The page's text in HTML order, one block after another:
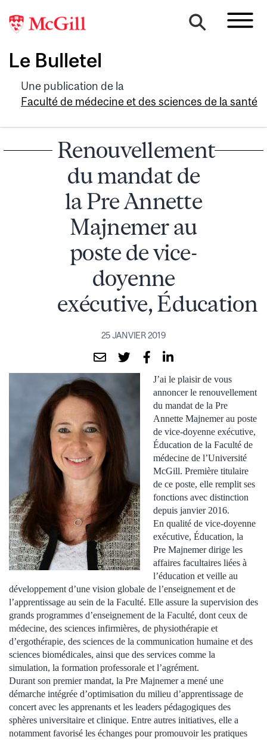
Le Bulletel
Une publication de la
Faculté de médecine et des sciences de la santé
Renouvellement
du mandat de
la Pre Annette
Majnemer au
poste de vice-
doyenne
exécutive, Éducation
25 JANVIER 2019
J’ai le plaisir de vous
annoncer le renouvellement
du mandat de la Pre
Annette Majnemer au poste
de vice-doyenne exécutive,
Éducation de la Faculté de
médecine de l’Université
McGill. Première titulaire
de ce poste, elle remplit ses
fonctions avec distinction
depuis janvier 2016.
En qualité de vice-doyenne
exécutive, Éducation, la
Pre Majnemer dirige les
affaires facultaires liées à
l’éducation et veille au
développement d’une vision globale de l’enseignement et de
l’apprentissage au sein de la Faculté. Elle assure la supervision des
grands programmes d’enseignement de la Faculté, dont ceux de
médecine, des sciences infirmières, de physiothérapie et
d’ergothérapie, des sciences de la communication humaine et des
sciences biomédicales, ainsi que des services comme la
simulation, la formation professorale et l’agrément.
Durant son premier mandat, la Pre Majnemer a mené une
démarche intégrée d’optimisation du milieu d’apprentissage de
concert avec les apprenants et les leaders pédagogiques des
sphères universitaire et clinique. Entre autres initiatives, elle a
notamment favorisé les échanges pour promouvoir les pratiques